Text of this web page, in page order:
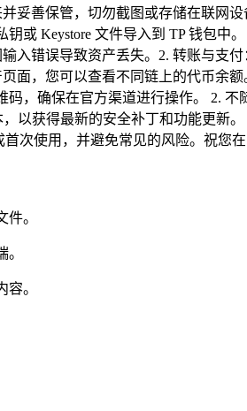
妥善保管，切勿截图或存储在联网
或 Keystore 文件导入到 TP 钱包中
错误导致资产丢失。2. 转账与支
面，您可以查看不同链上的代币余
，确保在官方渠道进行操作。 2.
以获得最新的安全补丁和功能更新
次使用，并避免常见的风险。祝您在
。
。